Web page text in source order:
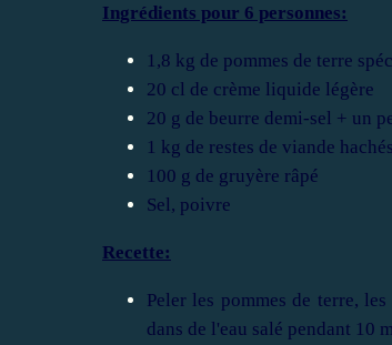
Ingrédients pour 6 personnes:
1,8 kg de pommes de terre
20 cl de crème liquide légère
20 g de beurre demi-sel + un
1 kg de restes de viande hachés
100 g de gruyère râpé
Sel, poivre
Recette:
Peler les pommes de terre,
dans de l'eau salé pendant 10